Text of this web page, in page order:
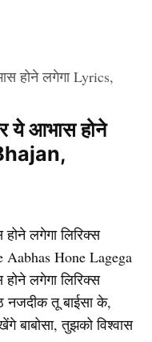
ये आभास होने
लगेगा लिरिक्स
Hone Lagega
लगेगा लिरिक्स
नजदीक तू बाईसा के,
बाबोसा, तुझको विश्वास